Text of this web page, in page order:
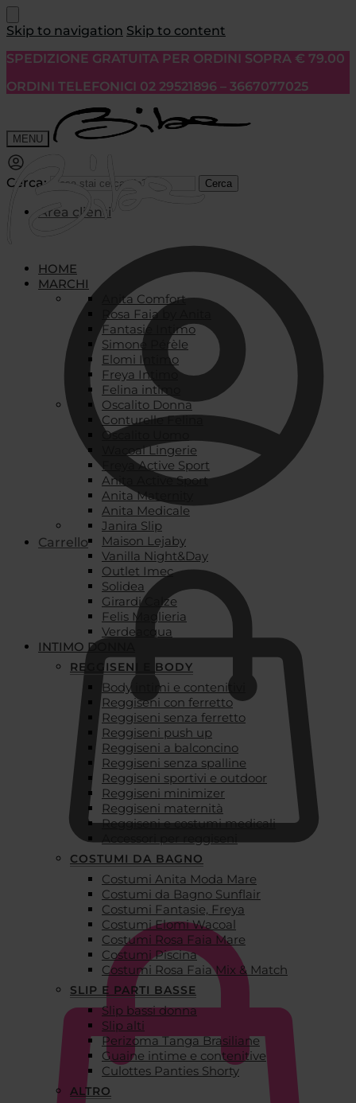
Skip to navigation Skip to content
SPEDIZIONE GRATUITA PER ORDINI SOPRA € 79.00
ORDINI TELEFONICI 02 29521896 – 3667077025
MENU
Cerca: Cerca
Area clienti
Carrello
HOME
MARCHI
Anita Comfort
Rosa Faia by Anita
Fantasie Intimo
Simone Pérèle
Elomi Intimo
Freya Intimo
Felina intimo
Oscalito Donna
Conturelle Felina
Oscalito Uomo
Wacoal Lingerie
Freya Active Sport
Anita Active Sport
Anita Maternity
Anita Medicale
Janira Slip
Maison Lejaby
Vanilla Night&Day
Outlet Imec
Solidea
Girardi Calze
Felis Maglieria
Verdeacqua
INTIMO DONNA
REGGISENI E BODY
Body intimi e contenitivi
Reggiseni con ferretto
Reggiseni senza ferretto
Reggiseni push up
Reggiseni a balconcino
Reggiseni senza spalline
Reggiseni sportivi e outdoor
Reggiseni minimizer
Reggiseni maternità
Reggiseni e costumi medicali
Accessori per reggiseni
COSTUMI DA BAGNO
Costumi Anita Moda Mare
Costumi da Bagno Sunflair
Costumi Fantasie, Freya
Costumi Elomi Wacoal
Costumi Rosa Faia Mare
Costumi Piscina
Costumi Rosa Faia Mix & Match
SLIP E PARTI BASSE
Slip bassi donna
Slip alti
Perizoma Tanga Brasiliane
Guaine intime e contenitive
Culottes Panties Shorty
ALTRO